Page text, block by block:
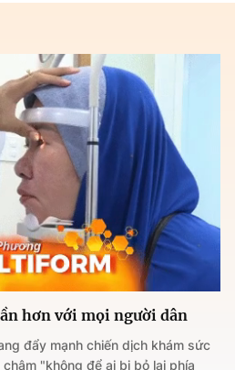
hơn với mọi người dân
đẩy mạnh chiến dịch khám sức
"không để ai bị bỏ lại phía